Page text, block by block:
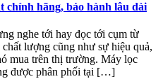
chính hãng, bảo hành lâu dài
nghe tới hay đọc tới cụm từ
lượng cũng như sự hiệu quả,
mua trên thị trường. Máy lọc
được phân phối tại […]